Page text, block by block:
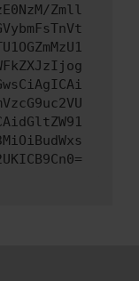
Zmll